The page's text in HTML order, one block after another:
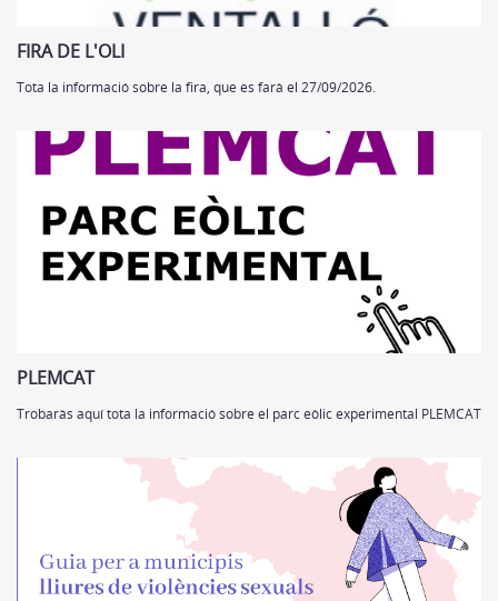
FIRA DE L'OLI
Tota la informació sobre la fira, que es farà el 27/09/2026.
PLEMCAT
Trobaràs aquí tota la informació sobre el parc eòlic experimental PLEMCAT